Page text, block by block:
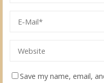
Save my name, email,